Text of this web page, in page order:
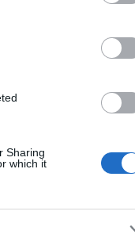
Sharing
which it
της
στο